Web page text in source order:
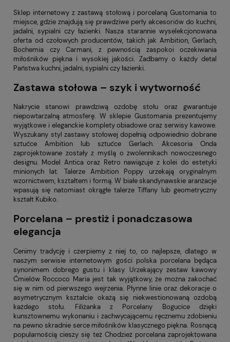
Sklep internetowy z zastawą stołową i porcelaną Gustomania to
miejsce, gdzie znajdują się prawdziwe perły akcesoriów do kuchni,
jadalni, sypialni czy łazienki. Nasza starannie wyselekcjonowana
oferta od czołowych producentów, takich jak Ambition, Gerlach,
Bochemia czy Carmani, z pewnością zaspokoi oczekiwania
miłośników piękna i wysokiej jakości. Zadbamy o każdy detal
Państwa kuchni, jadalni, sypialni czy łazienki.
Zastawa stołowa – szyk i wytworność
Nakrycie stanowi prawdziwą ozdobę stołu oraz gwarantuje
niepowtarzalną atmosferę. W sklepie Gustomania prezentujemy
wyjątkowe i eleganckie komplety obiadowe oraz serwisy kawowe.
Wyszukany styl zastawy stołowej dopełnią odpowiednio dobrane
sztućce Ambition lub sztućce Gerlach. Akcesoria Onda
zaprojektowane zostały z myślą o zwolennikach nowoczesnego
designu. Model Antica oraz Retro nawiązuje z kolei do estetyki
minionych lat. Talerze Ambition Poppy urzekają oryginalnym
wzornictwem, kształtem i formą. W białe skandynawskie aranżacje
wpasują się natomiast okrągłe talerze Tiffany lub geometryczny
kształt Kubiko.
Porcelana – prestiż i ponadczasowa
elegancja
Cenimy tradycję i czerpiemy z niej to, co najlepsze, dlatego w
naszym serwisie internetowym gości polska porcelana będąca
synonimem dobrego gustu i klasy. Urzekający zestaw kawowy
Ćmielów Roccoco Maria jest tak wyjątkowy, że można zakochać
się w nim od pierwszego wejrzenia. Płynne linie oraz dekoracje o
asymetrycznym kształcie okażą się niekwestionowaną ozdobą
każdego stołu. Filiżanka z Porcelany Bogucice dzięki
kunsztownemu wykonaniu i zachwycającemu ręcznemu zdobieniu
na pewno skradnie serce miłośników klasycznego piękna. Rosnącą
popularnością cieszy się też Chodzież porcelana zaprojektowana